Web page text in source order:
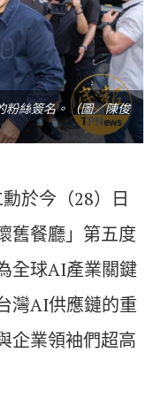
粉絲簽名。（圖／陳俊
於今（28）日
舊餐廳」第五度
全球AI產業關鍵
灣AI供應鏈的重
企業領袖們超高